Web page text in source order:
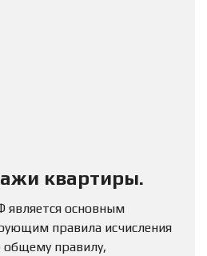
квартиры.
является основным
правила исчисления
общему правилу,